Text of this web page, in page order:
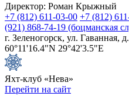
Директор: Роман Крыжный
+7 (812) 611-03-00 +7 (812)
(921) 868-74-19 (боцманская
г. Зеленогорск, ул. Гаванная,
60°11'16.4"N 29°42'3.5"E
Яхт-клуб «Нева»
Перейти на сайт